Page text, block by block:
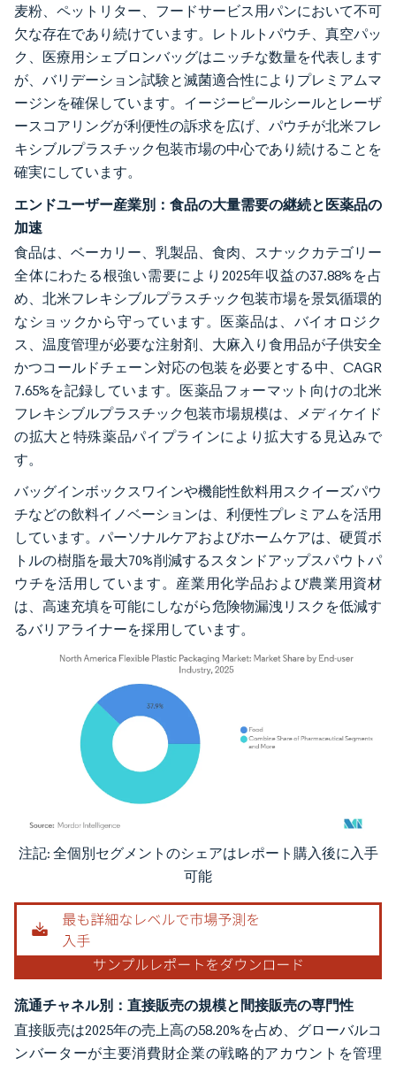
麦粉、ペットリター、フードサービス用パンにおいて不可
欠な存在であり続けています。レトルトパウチ、真空パッ
ク、医療用シェブロンバッグはニッチな数量を代表します
が、バリデーション試験と滅菌適合性によりプレミアムマ
ージンを確保しています。イージーピールシールとレーザ
ースコアリングが利便性の訴求を広げ、パウチが北米フレ
キシブルプラスチック包装市場の中心であり続けることを
確実にしています。
エンドユーザー産業別：食品の大量需要の継続と医薬品の
加速
食品は、ベーカリー、乳製品、食肉、スナックカテゴリー
全体にわたる根強い需要により2025年収益の37.88%を占
め、北米フレキシブルプラスチック包装市場を景気循環的
なショックから守っています。医薬品は、バイオロジク
ス、温度管理が必要な注射剤、大麻入り食用品が子供安全
かつコールドチェーン対応の包装を必要とする中、CAGR
7.65%を記録しています。医薬品フォーマット向けの北米
フレキシブルプラスチック包装市場規模は、メディケイド
の拡大と特殊薬品パイプラインにより拡大する見込みで
す。
バッグインボックスワインや機能性飲料用スクイーズパウ
チなどの飲料イノベーションは、利便性プレミアムを活用
しています。パーソナルケアおよびホームケアは、硬質ボ
トルの樹脂を最大70%削減するスタンドアップスパウトパ
ウチを活用しています。産業用化学品および農業用資材
は、高速充填を可能にしながら危険物漏洩リスクを低減す
るバリアライナーを採用しています。
画像 © Mordor Intelligence。再利用にはCC BY 4.0の表示が必要です。
注記: 全個別セグメントのシェアはレポート購入後に入手
可能
流通チャネル別：直接販売の規模と間接販売の専門性
直接販売は2025年の売上高の58.20%を占め、グローバルコ
ンバーターが主要消費財企業の戦略的アカウントを管理